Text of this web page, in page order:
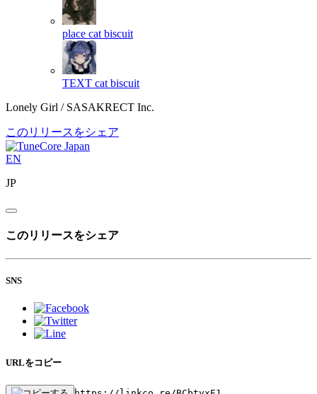
place cat biscuit
TEXT cat biscuit
Lonely Girl / SASAKRECT Inc.
このリリースをシェア
EN
JP
このリリースをシェア
SNS
URLをコピー